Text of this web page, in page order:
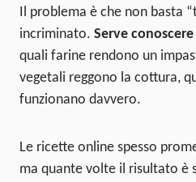
Il problema è che non basta
incriminato. Serve
quali farine rendono un
vegetali reggono la cottura,
funzionano davvero.
Le ricette online spesso
ma quante volte il risultato è